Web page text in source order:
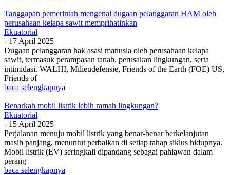
Tanggapan pemerintah mengenai dugaan pelanggaran HAM oleh
perusahaan kelapa sawit memprihatinkan
Ekuatorial
- 17 April 2025
Dugaan pelanggaran hak asasi manusia oleh perusahaan kelapa
sawit, termasuk perampasan tanah, perusakan lingkungan, serta
intimidasi. WALHI, Milieudefensie, Friends of the Earth (FOE) US,
Friends of
baca selengkapnya
Benarkah mobil listrik lebih ramah lingkungan?
Ekuatorial
- 15 April 2025
Perjalanan menuju mobil listrik yang benar-benar berkelanjutan
masih panjang, menuntut perbaikan di setiap tahap siklus hidupnya.
Mobil listrik (EV) seringkali dipandang sebagai pahlawan dalam
perang
baca selengkapnya